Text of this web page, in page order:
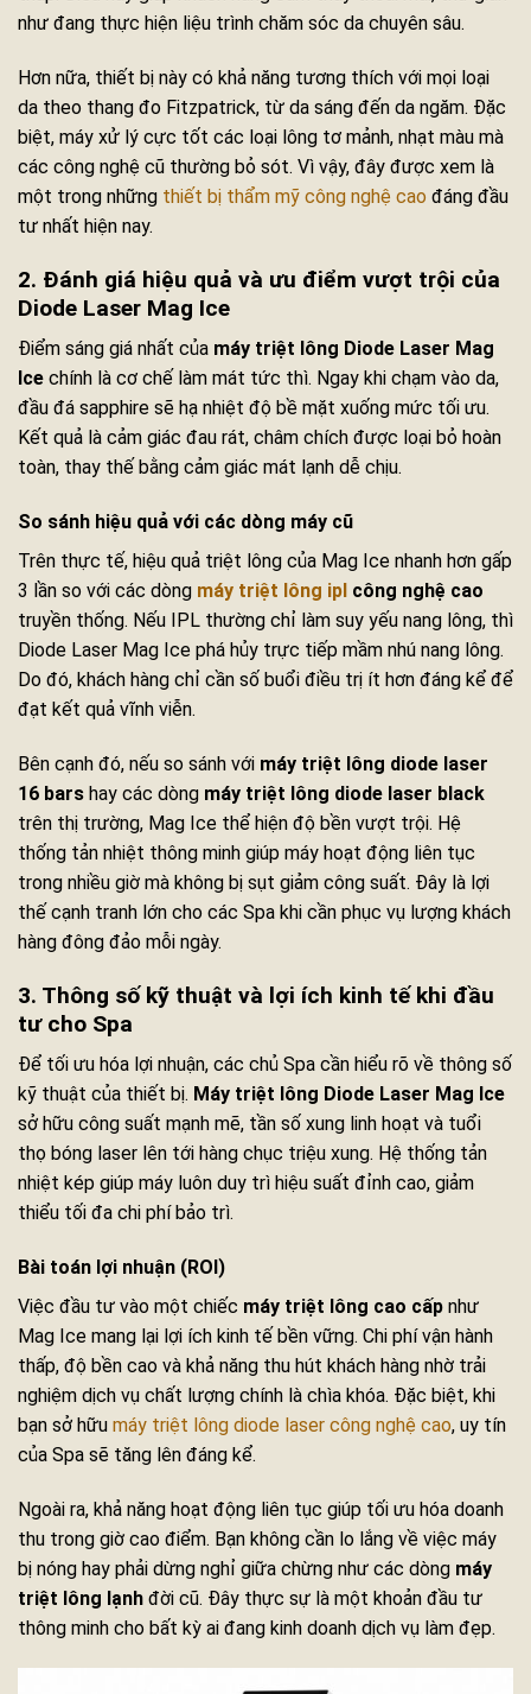
như đang thực hiện liệu trình chăm sóc da chuyên sâu.
Hơn nữa, thiết bị này có khả năng tương thích với mọi loại
da theo thang đo Fitzpatrick, từ da sáng đến da ngăm. Đặc
biệt, máy xử lý cực tốt các loại lông tơ mảnh, nhạt màu mà
các công nghệ cũ thường bỏ sót. Vì vậy, đây được xem là
một trong những thiết bị thẩm mỹ công nghệ cao đáng đầu
tư nhất hiện nay.
2. Đánh giá hiệu quả và ưu điểm vượt trội của
Diode Laser Mag Ice
Điểm sáng giá nhất của máy triệt lông Diode Laser Mag
Ice chính là cơ chế làm mát tức thì. Ngay khi chạm vào da,
đầu đá sapphire sẽ hạ nhiệt độ bề mặt xuống mức tối ưu.
Kết quả là cảm giác đau rát, châm chích được loại bỏ hoàn
toàn, thay thế bằng cảm giác mát lạnh dễ chịu.
So sánh hiệu quả với các dòng máy cũ
Trên thực tế, hiệu quả triệt lông của Mag Ice nhanh hơn gấp
3 lần so với các dòng máy triệt lông ipl công nghệ cao
truyền thống. Nếu IPL thường chỉ làm suy yếu nang lông, thì
Diode Laser Mag Ice phá hủy trực tiếp mầm nhú nang lông.
Do đó, khách hàng chỉ cần số buổi điều trị ít hơn đáng kể để
đạt kết quả vĩnh viễn.
Bên cạnh đó, nếu so sánh với máy triệt lông diode laser
16 bars hay các dòng máy triệt lông diode laser black
trên thị trường, Mag Ice thể hiện độ bền vượt trội. Hệ
thống tản nhiệt thông minh giúp máy hoạt động liên tục
trong nhiều giờ mà không bị sụt giảm công suất. Đây là lợi
thế cạnh tranh lớn cho các Spa khi cần phục vụ lượng khách
hàng đông đảo mỗi ngày.
3. Thông số kỹ thuật và lợi ích kinh tế khi đầu
tư cho Spa
Để tối ưu hóa lợi nhuận, các chủ Spa cần hiểu rõ về thông số
kỹ thuật của thiết bị. Máy triệt lông Diode Laser Mag Ice
sở hữu công suất mạnh mẽ, tần số xung linh hoạt và tuổi
thọ bóng laser lên tới hàng chục triệu xung. Hệ thống tản
nhiệt kép giúp máy luôn duy trì hiệu suất đỉnh cao, giảm
thiểu tối đa chi phí bảo trì.
Bài toán lợi nhuận (ROI)
Việc đầu tư vào một chiếc máy triệt lông cao cấp như
Mag Ice mang lại lợi ích kinh tế bền vững. Chi phí vận hành
thấp, độ bền cao và khả năng thu hút khách hàng nhờ trải
nghiệm dịch vụ chất lượng chính là chìa khóa. Đặc biệt, khi
bạn sở hữu máy triệt lông diode laser công nghệ cao, uy tín
của Spa sẽ tăng lên đáng kể.
Ngoài ra, khả năng hoạt động liên tục giúp tối ưu hóa doanh
thu trong giờ cao điểm. Bạn không cần lo lắng về việc máy
bị nóng hay phải dừng nghỉ giữa chừng như các dòng máy
triệt lông lạnh đời cũ. Đây thực sự là một khoản đầu tư
thông minh cho bất kỳ ai đang kinh doanh dịch vụ làm đẹp.